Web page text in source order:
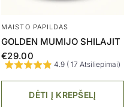
MAISTO PAPILDAS
GOLDEN MUMIJO SHILAJIT
€29.00
4.9 ( 17 Atsiliepimai)
DĖTI Į KREPŠELĮ